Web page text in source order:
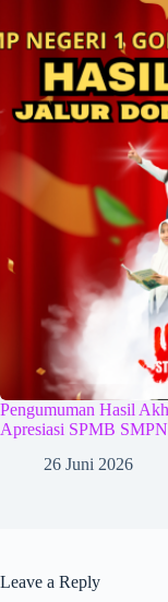
Pengumuman Hasil
Apresiasi SPMB
26 Juni 2026
Leave a Reply